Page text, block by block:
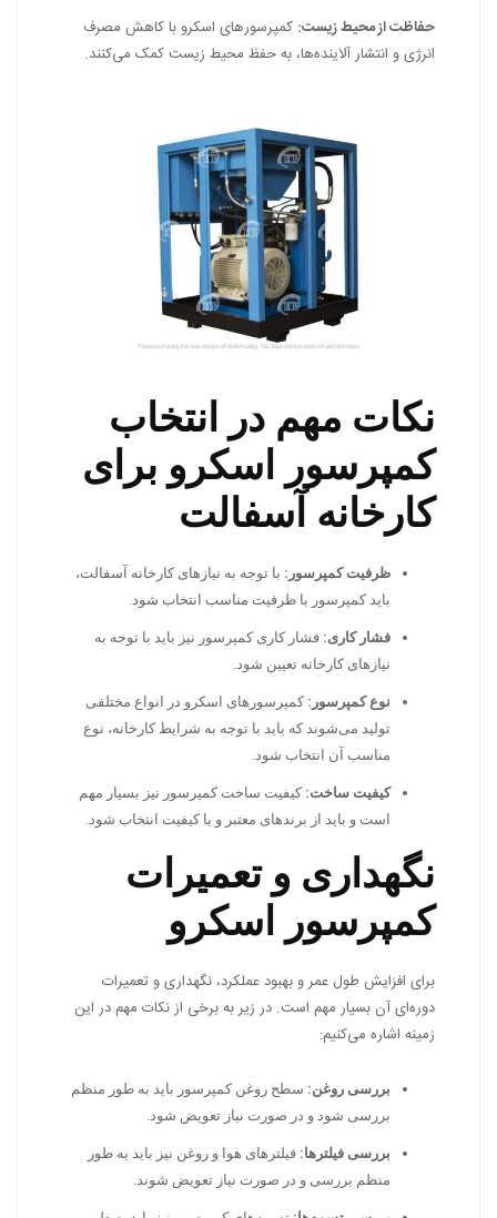
حفاظت از محیط زیست: کمپرسورهای اسکرو با کاهش مصرف
انرژی و انتشار آلاینده‌ها، به حفظ محیط زیست کمک می‌کنند.
نکات مهم در انتخاب
کمپرسور اسکرو برای
کارخانه آسفالت
ظرفیت کمپرسور: با توجه به نیازهای کارخانه آسفالت،
باید کمپرسور با ظرفیت مناسب انتخاب شود.
فشار کاری: فشار کاری کمپرسور نیز باید با توجه به
نیازهای کارخانه تعیین شود.
نوع کمپرسور: کمپرسورهای اسکرو در انواع مختلفی
تولید می‌شوند که باید با توجه به شرایط کارخانه، نوع
مناسب آن انتخاب شود.
کیفیت ساخت: کیفیت ساخت کمپرسور نیز بسیار مهم
است و باید از برندهای معتبر و با کیفیت انتخاب شود.
نگهداری و تعمیرات
کمپرسور اسکرو
برای افزایش طول عمر و بهبود عملکرد، نگهداری و تعمیرات
دوره‌ای آن بسیار مهم است. در زیر به برخی از نکات مهم در این
زمینه اشاره می‌کنیم:
بررسی روغن: سطح روغن کمپرسور باید به طور منظم
بررسی شود و در صورت نیاز تعویض شود.
بررسی فیلترها: فیلترهای هوا و روغن نیز باید به طور
منظم بررسی و در صورت نیاز تعویض شوند.